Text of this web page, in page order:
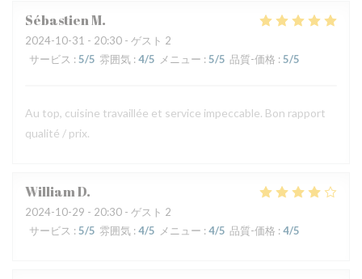
SébastienM
2024-10-31 - 20:30 - ゲスト 2
サービス : 5/5 雰囲気 : 4/5 メニュー : 5/5 品質-価格 : 5/5
Au top, cuisine travaillée et service impeccable. Bon rapport
qualité / prix.
WilliamD
2024-10-29 - 20:30 - ゲスト 2
サービス : 5/5 雰囲気 : 4/5 メニュー : 4/5 品質-価格 : 4/5